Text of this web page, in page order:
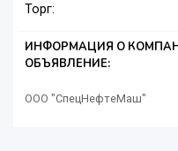
Торг:
ИНФОРМАЦИЯ О
ОБЪЯВЛЕНИЕ:
ООО "СпецНефтеМаш"